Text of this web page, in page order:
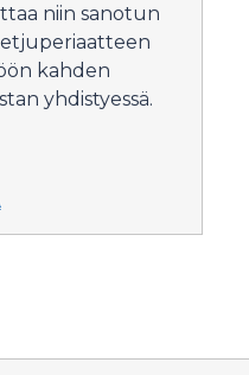
niin sanotun
kahden
yhdistyessä.